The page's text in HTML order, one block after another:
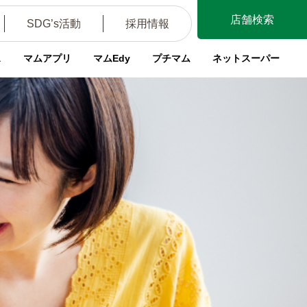
SDG’s活動 採用情報 店舗検索
マムアプリ マムEdy プチマム ネットスーパー